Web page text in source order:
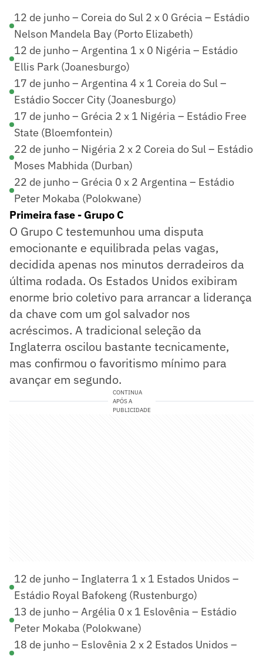
12 de junho – Coreia do Sul 2 x 0 Grécia – Estádio
Nelson Mandela Bay (Porto Elizabeth)
12 de junho – Argentina 1 x 0 Nigéria – Estádio
Ellis Park (Joanesburgo)
17 de junho – Argentina 4 x 1 Coreia do Sul –
Estádio Soccer City (Joanesburgo)
17 de junho – Grécia 2 x 1 Nigéria – Estádio Free
State (Bloemfontein)
22 de junho – Nigéria 2 x 2 Coreia do Sul – Estádio
Moses Mabhida (Durban)
22 de junho – Grécia 0 x 2 Argentina – Estádio
Peter Mokaba (Polokwane)
Primeira fase - Grupo C
O Grupo C testemunhou uma disputa
emocionante e equilibrada pelas vagas,
decidida apenas nos minutos derradeiros da
última rodada. Os Estados Unidos exibiram
enorme brio coletivo para arrancar a liderança
da chave com um gol salvador nos
acréscimos. A tradicional seleção da
Inglaterra oscilou bastante tecnicamente,
mas confirmou o favoritismo mínimo para
avançar em segundo.
CONTINUA
APÓS A
PUBLICIDADE
12 de junho – Inglaterra 1 x 1 Estados Unidos –
Estádio Royal Bafokeng (Rustenburgo)
13 de junho – Argélia 0 x 1 Eslovênia – Estádio
Peter Mokaba (Polokwane)
18 de junho – Eslovênia 2 x 2 Estados Unidos –